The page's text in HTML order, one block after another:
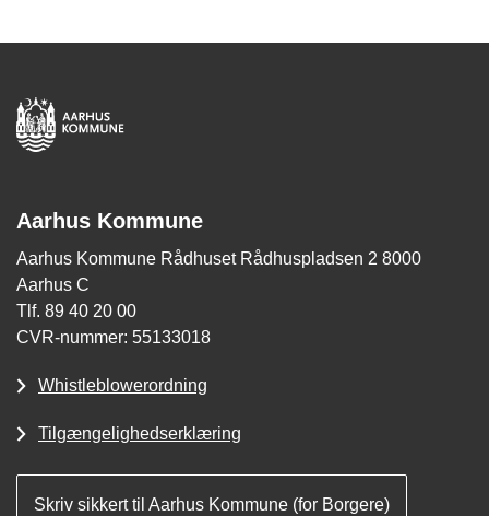
Aarhus Kommune
Aarhus Kommune Rådhuset Rådhuspladsen 2 8000
Aarhus C
Tlf. 89 40 20 00
CVR-nummer: 55133018
Whistleblowerordning
Tilgængelighedserklæring
Skriv sikkert til Aarhus Kommune (for Borgere)